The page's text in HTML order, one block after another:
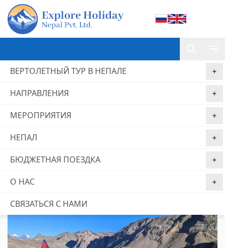
ВЕРТОЛЕТНЫЙ ТУР В НЕПАЛЕ
НАПРАВЛЕНИЯ
МЕРОПРИЯТИЯ
НЕПАЛ
БЮДЖЕТНАЯ ПОЕЗДКА
О НАС
СВЯЗАТЬСЯ С НАМИ
лучшей цены
бронирование